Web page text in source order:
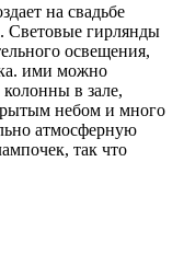
на свадьбе
Световые гирлянды
освещения,
ими можно
в зале,
небом и много
атмосферную
так что